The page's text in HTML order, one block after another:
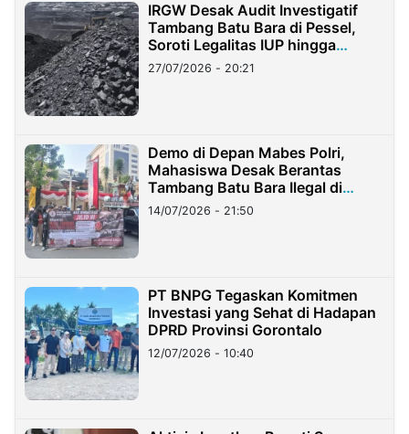
IRGW Desak Audit Investigatif
Tambang Batu Bara di Pessel,
Soroti Legalitas IUP hingga
Stockpile
27/07/2026 - 20:21
Demo di Depan Mabes Polri,
Mahasiswa Desak Berantas
Tambang Batu Bara Ilegal di
Lampung
14/07/2026 - 21:50
PT BNPG Tegaskan Komitmen
Investasi yang Sehat di Hadapan
DPRD Provinsi Gorontalo
12/07/2026 - 10:40